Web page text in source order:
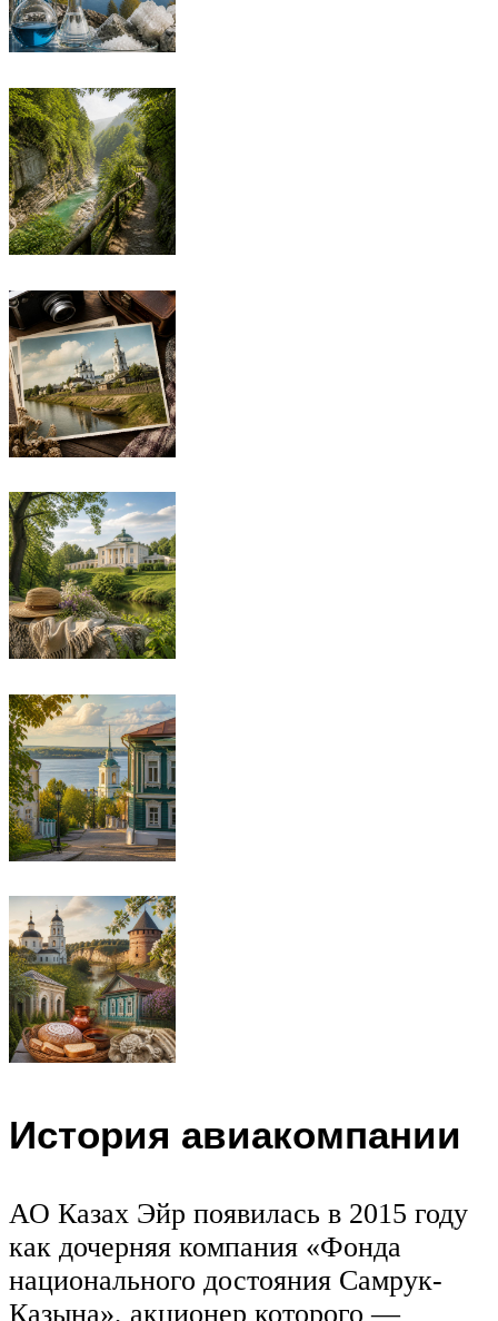
История авиакомпании
АО Казах Эйр появилась в 2015 году
как дочерняя компания «Фонда
национального достояния Самрук-
Казына», акционер которого —